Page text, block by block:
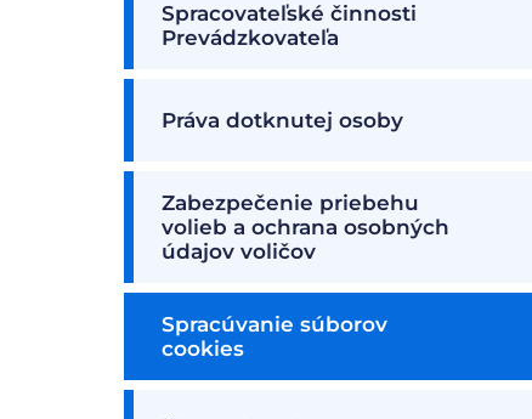
Spracovateľské činnosti
Prevádzkovateľa
Práva dotknutej osoby
Zabezpečenie priebehu
volieb a ochrana osobných
údajov voličov
Spracúvanie súborov
cookies